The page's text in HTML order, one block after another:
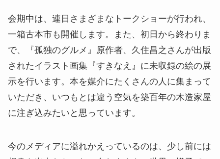
会期中は、連日さまざまなトークショーが行われ、
一箱古本市も開催します。また、初日から終わりま
で、『孤独のグルメ』原作者、久住昌之さんが出版
されたイラスト画集『すきなえ』に未収録の絵の展
示を行います。本を媒介にたくさんの人に集まって
いただき、いつもとは違う空気を築百年の木造家屋
に注ぎ込みたいと思っています。
今のメディアに溢れかえっているのは、少し前には